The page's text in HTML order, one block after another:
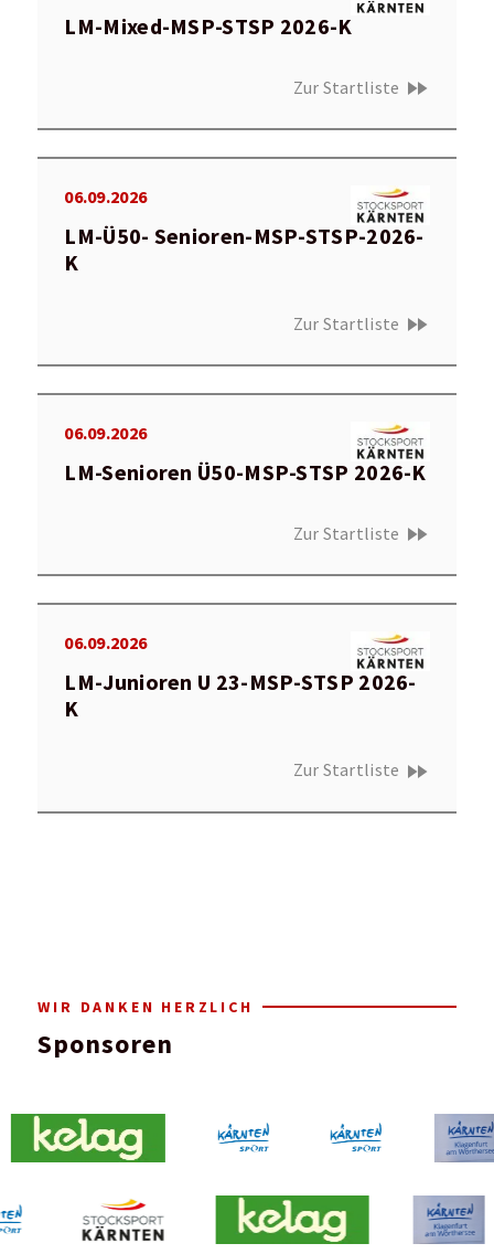
LM-Mixed-MSP-STSP 2026-K
Zur Startliste fast_forward
06.09.2026
LM-Ü50- Senioren-MSP-STSP-2026-
K
Zur Startliste fast_forward
06.09.2026
LM-Senioren Ü50-MSP-STSP 2026-K
Zur Startliste fast_forward
06.09.2026
LM-Junioren U 23-MSP-STSP 2026-
K
Zur Startliste fast_forward
WIR DANKEN HERZLICH
Sponsoren